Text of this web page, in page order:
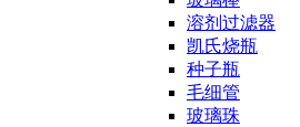
溶剂过滤器
凯氏烧瓶
种子瓶
毛细管
玻璃珠